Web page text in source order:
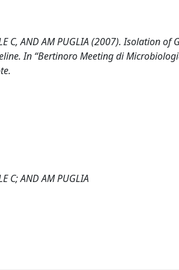
C, AND AM PUGLIA (2007). Isolation
In “Bertinoro Meeting di
C; AND AM PUGLIA